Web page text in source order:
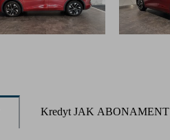
Kredyt JAK ABONAMENT